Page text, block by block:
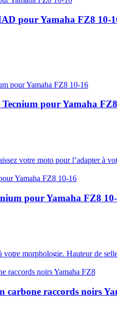
pour Yamaha FZ8 10-
pour Yamaha
votre moto pour l’adapter à
pour Yamaha FZ8
morphologie. Hauteur de
raccords noirs